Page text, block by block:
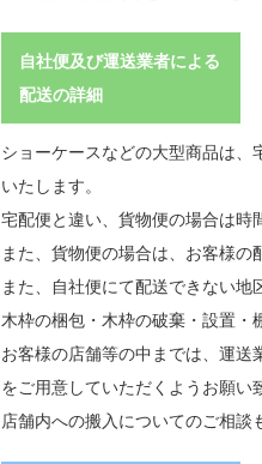
自社便及び運送業者による
配送の詳細
ショーケースなどの大型商品は、
いたします。
宅配便と違い、貨物便の場合は時
また、貨物便の場合は、お客様の
また、自社便にて配送できない地
木枠の梱包・木枠の破棄・設置・
お客様の店舗等の中までは、運
をご用意していただくようお願い
店舗内への搬入についてのご相談